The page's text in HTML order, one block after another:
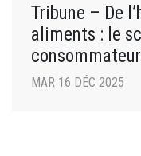
Tribune – De
aliments : le
MAR 16 DÉC 2025